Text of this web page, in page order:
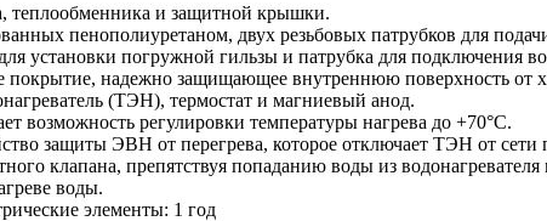
теплообменника и защитной крышки.
пенополиуретаном, двух резьбовых патрубков для
установки погружной гильзы и патрубка для подключения
покрытие, надежно защищающее внутреннюю поверхность от
(ТЭН), термостат и магниевый анод.
возможность регулировки температуры нагрева до +70°С.
защиты ЭВН от перегрева, которое отключает ТЭН от
клапана, препятствуя попаданию воды из
воды.
элементы: 1 год